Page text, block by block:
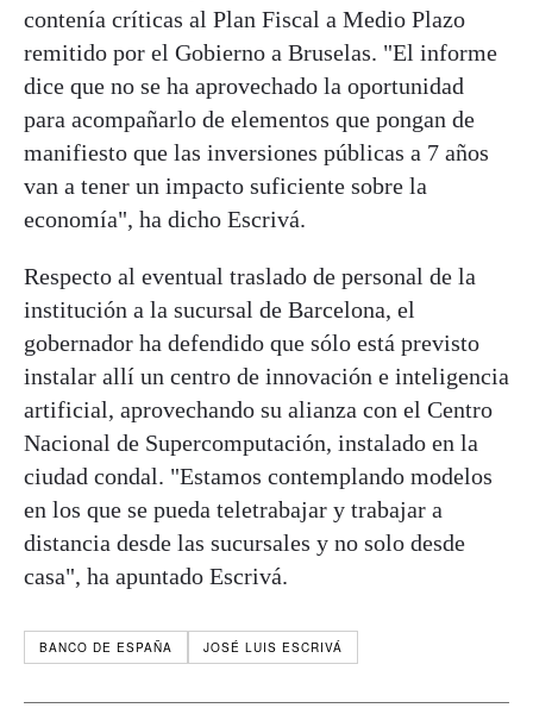
contenía críticas al Plan Fiscal a Medio Plazo
remitido por el Gobierno a Bruselas. "El informe
dice que no se ha aprovechado la oportunidad
para acompañarlo de elementos que pongan de
manifiesto que las inversiones públicas a 7 años
van a tener un impacto suficiente sobre la
economía", ha dicho Escrivá.
Respecto al eventual traslado de personal de la
institución a la sucursal de Barcelona, el
gobernador ha defendido que sólo está previsto
instalar allí un centro de innovación e inteligencia
artificial, aprovechando su alianza con el Centro
Nacional de Supercomputación, instalado en la
ciudad condal. "Estamos contemplando modelos
en los que se pueda teletrabajar y trabajar a
distancia desde las sucursales y no solo desde
casa", ha apuntado Escrivá.
BANCO DE ESPAÑA JOSÉ LUIS ESCRIVÁ